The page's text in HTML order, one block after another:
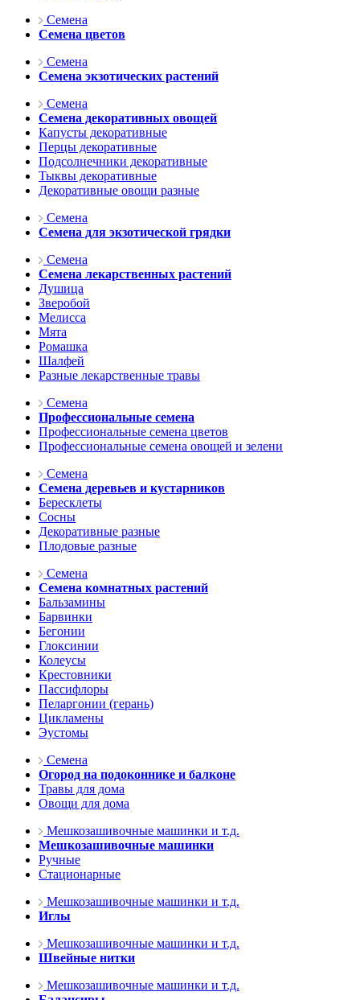
Семена
Семена цветов
Семена
Семена экзотических растений
Семена
Семена декоративных овощей
Капусты декоративные
Перцы декоративные
Подсолнечники декоративные
Тыквы декоративные
Декоративные овощи разные
Семена
Семена для экзотической грядки
Семена
Семена лекарственных растений
Душица
Зверобой
Мелисса
Мята
Ромашка
Шалфей
Разные лекарственные травы
Семена
Профессиональные семена
Профессиональные семена цветов
Профессиональные семена овощей и зелени
Семена
Семена деревьев и кустарников
Бересклеты
Сосны
Декоративные разные
Плодовые разные
Семена
Семена комнатных растений
Бальзамины
Барвинки
Бегонии
Глоксинии
Колеусы
Крестовники
Пассифлоры
Пеларгонии (герань)
Цикламены
Эустомы
Семена
Огород на подоконнике и балконе
Травы для дома
Овощи для дома
Мешкозашивочные машинки и т.д.
Мешкозашивочные машинки
Ручные
Стационарные
Мешкозашивочные машинки и т.д.
Иглы
Мешкозашивочные машинки и т.д.
Швейные нитки
Мешкозашивочные машинки и т.д.